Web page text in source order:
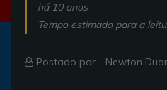
há 10 anos
Tempo estimado para a
Postado por - Newton